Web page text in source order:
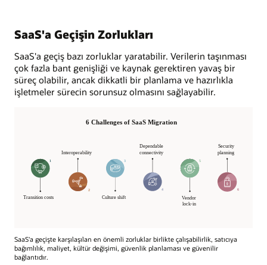
SaaS'a Geçişin Zorlukları
SaaS'a geçiş bazı zorluklar yaratabilir. Verilerin taşınması
çok fazla bant genişliği ve kaynak gerektiren yavaş bir
süreç olabilir, ancak dikkatli bir planlama ve hazırlıkla
işletmeler sürecin sorunsuz olmasını sağlayabilir.
SaaS'a geçişte karşılaşılan en önemli zorluklar birlikte çalışabilirlik, satıcıya
bağımlılık, maliyet, kültür değişimi, güvenlik planlaması ve güvenilir
bağlantıdır.